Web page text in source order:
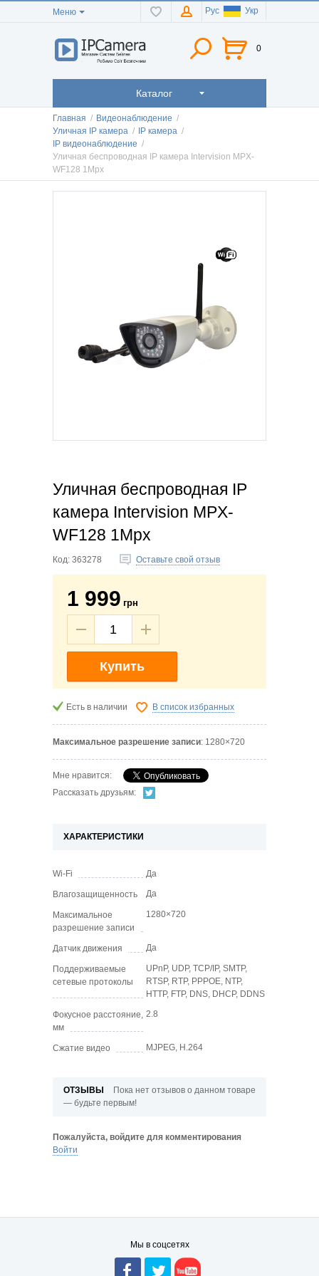
Меню Рус Укр
0
Каталог
Главная / Видеонаблюдение /
Уличная IP камера / IP камера /
IP видеонаблюдение /
Уличная беспроводная IP камера Intervision MPX-
WF128 1Mpx
Уличная беспроводная IP
камера Intervision MPX-
WF128 1Mpx
Код: 363278 Оставьте свой отзыв
1 999 грн
Купить
Есть в наличии В список избранных
Максимальное разрешение записи: 1280×720
Мне нравится:
Рассказать друзьям:
ХАРАКТЕРИСТИКИ
Wi-Fi Да
Влагозащищенность Да
Максимальное
разрешение записи
1280×720
Датчик движения Да
Поддерживаемые
сетевые протоколы
UPnP, UDP, TCP/IP, SMTP,
RTSP, RTP, PPPOE, NTP,
HTTP, FTP, DNS, DHCP, DDNS
Фокусное расстояние,
мм
2.8
Сжатие видео MJPEG, H.264
ОТЗЫВЫ
Пока нет отзывов о данном товаре
— будьте первым!
Пожалуйста, войдите для комментирования
Войти
Мы в соцсетях